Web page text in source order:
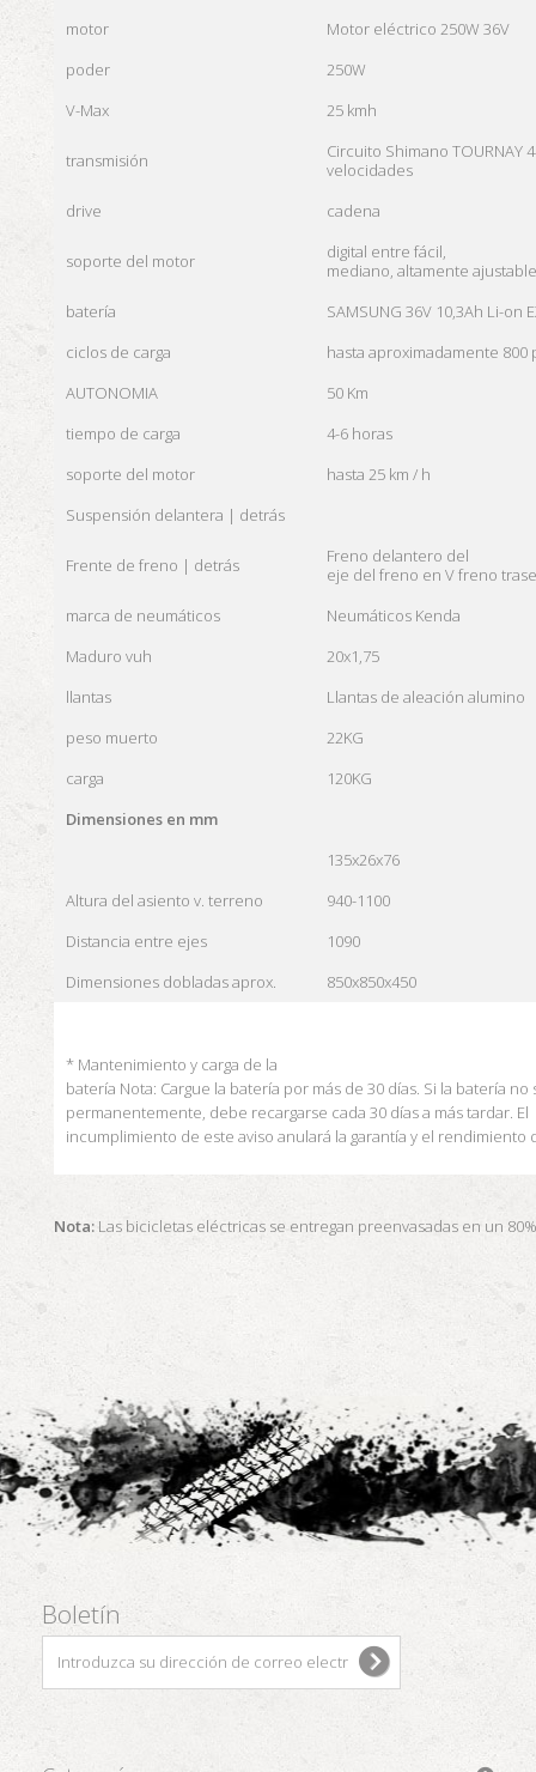
motor
Motor eléctrico 250W 36V
poder
250W
V-Max
25 kmh
transmisión
Circuito Shimano TOURNAY
velocidades
drive
cadena
soporte del motor
digital entre fácil,
mediano, altamente ajustable
batería
SAMSUNG 36V 10,3Ah Li-on
ciclos de carga
hasta aproximadamente 800
AUTONOMIA
50 Km
tiempo de carga
4-6 horas
soporte del motor
hasta 25 km / h
Suspensión delantera | detrás
Frente de freno | detrás
Freno delantero del
eje del freno en Vfreno
marca de neumáticos
Neumáticos Kenda
Maduro vuh
20x1,75
llantas
Llantas de aleación alumino
peso muerto
22KG
carga
120KG
Dimensiones en mm
135x26x76
Altura del asiento v. terreno
940-1100
Distancia entre ejes
1090
Dimensiones dobladas aprox.
850x850x450
* Mantenimiento y carga de la
batería Nota: Cargue la batería por más de 30 días. Si la batería no
permanentemente, debe recargarse cada 30 días a más tardar. El
incumplimiento de este aviso anulará la garantía y el rendimiento
Nota: Las bicicletas eléctricas se entregan preenvasadas en un
Boletín